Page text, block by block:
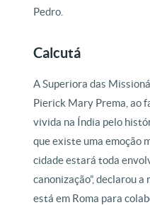
Pedro.
Calcutá
A Superiora das
Pierick Mary Prema, ao
vivida na Índia pelo
que existe uma emoção
cidade estará toda
canonização”, declarou
está em Roma para